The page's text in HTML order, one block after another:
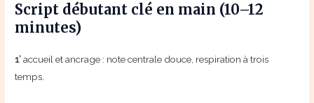
Script débutant clé en main (10–12
minutes)
1’accueil et ancrage : note centrale douce, respiration à trois
temps.